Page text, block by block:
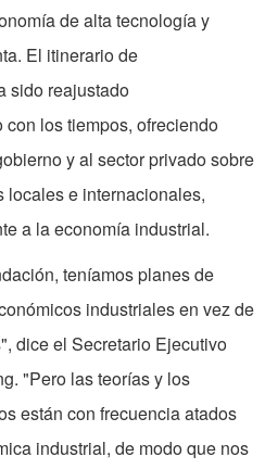
de alta tecnología y
El itinerario de
sido reajus­tado
los tiempos, ofreciendo
y al sector privado sobre
locales e interna­cionales,
a la economía industrial.
teníamos planes de
in­dustriales en vez de
dice el Se­cretario Ejecutivo
"Pero las teorías y los
están con frecuencia atados
industrial, de modo que nos